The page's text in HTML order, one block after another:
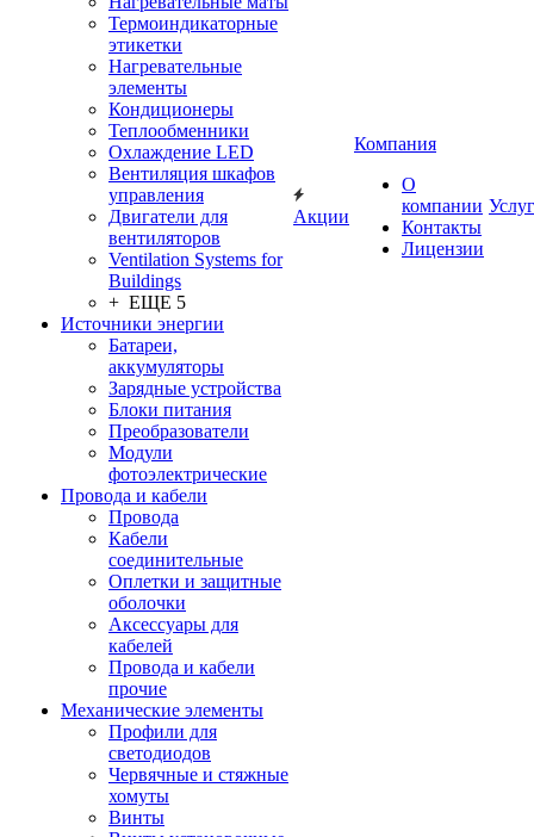
Термоиндикаторные
этикетки
Нагревательные
элементы
Кондиционеры
Теплообменники
Охлаждение LED
Вентиляция шкафов
управления
Двигатели для
вентиляторов
Ventilation Systems for
Buildings
+ ЕЩЕ 5
Источники энергии
Батареи,
аккумуляторы
Зарядные устройства
Блоки питания
Преобразователи
Модули
фотоэлектрические
Провода и кабели
Провода
Кабели
соединительные
Оплетки и защитные
оболочки
Аксессуары для
кабелей
Провода и кабели
прочие
Механические элементы
Профили для
светодиодов
Червячные и стяжные
хомуты
Винты
Акции
Компания
О
компании
Контакты
Лицензии